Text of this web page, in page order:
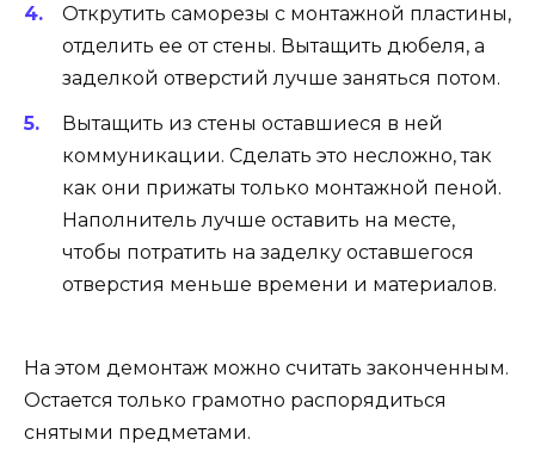
Открутить саморезы с монтажной пластины,
отделить ее от стены. Вытащить дюбеля, а
заделкой отверстий лучше заняться потом.
Вытащить из стены оставшиеся в ней
коммуникации. Сделать это несложно, так
как они прижаты только монтажной пеной.
Наполнитель лучше оставить на месте,
чтобы потратить на заделку оставшегося
отверстия меньше времени и материалов.
На этом демонтаж можно считать законченным.
Остается только грамотно распорядиться
снятыми предметами.